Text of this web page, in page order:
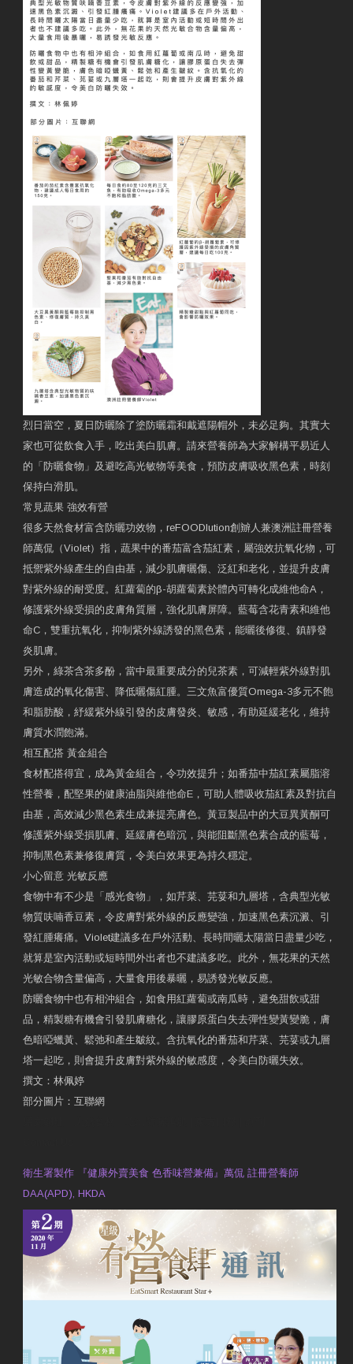
烈日當空，夏日防曬除了塗防曬霜和戴遮陽帽外，未必足夠。其實大
家也可從飲食入手，吃出美白肌膚。請來營養師為大家解構平易近人
的「防曬食物」及避吃高光敏物等美食，預防皮膚吸收黑色素，時刻
保持白滑肌。
常見蔬果 強效有營
很多天然食材富含防曬功效物，reFOODlution創辧人兼澳洲註冊營養
師萬侃（Violet）指，蔬果中的番茄富含茄紅素，屬強效抗氧化物，可
抵禦紫外線產生的自由基，減少肌膚曬傷、泛紅和老化，並提升皮膚
對紫外線的耐受度。紅蘿蔔的β-胡蘿蔔素於體內可轉化成維他命A，
修護紫外線受損的皮膚角質層，強化肌膚屏障。藍莓含花青素和維他
命C，雙重抗氧化，抑制紫外線誘發的黑色素，能曬後修復、鎮靜發
炎肌膚。
另外，綠茶含茶多酚，當中最重要成分的兒茶素，可減輕紫外線對肌
膚造成的氧化傷害、降低曬傷紅腫。三文魚富優質Omega-3多元不飽
和脂肪酸，紓緩紫外線引發的皮膚發炎、敏感，有助延緩老化，維持
膚質水潤飽滿。
相互配搭 黃金組合
食材配搭得宜，成為黃金組合，令功效提升；如番茄中茄紅素屬脂溶
性營養，配堅果的健康油脂與維他命E，可助人體吸收茄紅素及對抗自
由基，高效減少黑色素生成兼提亮膚色。黃豆製品中的大豆異黃酮可
修護紫外線受損肌膚、延緩膚色暗沉，與能阻斷黑色素合成的藍莓，
抑制黑色素兼修復膚質，令美白效果更為持久穩定。
小心留意 光敏反應
食物中有不少是「感光食物」，如芹菜、芫荽和九層塔，含典型光敏
物質呋喃香豆素，令皮膚對紫外線的反應變強，加速黑色素沉澱、引
發紅腫癢痛。Violet建議多在戶外活動、長時間曬太陽當日盡量少吃，
就算是室內活動或短時間外出者也不建議多吃。此外，無花果的天然
光敏合物含量偏高，大量食用後暴曬，易誘發光敏反應。
防曬食物中也有相沖組合，如食用紅蘿蔔或南瓜時，避免甜飲或甜
品，精製糖有機會引發肌膚糖化，讓膠原蛋白失去彈性變黃變脆，膚
色暗啞蠟黃、鬆弛和產生皺紋。含抗氧化的番茄和芹菜、芫荽或九層
塔一起吃，則會提升皮膚對紫外線的敏感度，令美白防曬失效。
撰文：林佩婷
部分圖片：互聯網
衛生署製作 『健康外賣美食 色香味營兼備』萬侃 註冊營養師
DAA(APD), HKDA